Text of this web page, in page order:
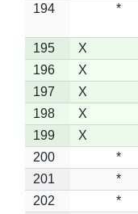
194
*
195
X
196
X
197
X
198
X
199
X
200
*
201
*
202
*